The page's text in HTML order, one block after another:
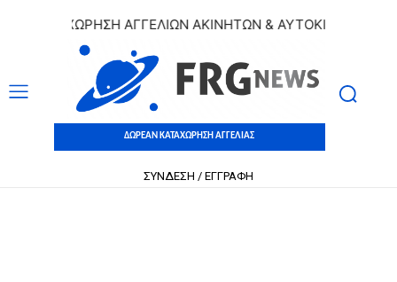
ΚΑΤΑΧΩΡΗΣΗ ΑΓΓΕΛΙΩΝ ΑΚΙΝΗΤΩΝ & ΑΥΤΟΚΙΝΗΤΩΝ |
ΔΩΡΕΑΝ ΚΑΤΑΧΩΡΗΣΗ ΑΓΓΕΛΙΑΣ
ΣΥΝΔΕΣΗ / ΕΓΓΡΑΦΗ